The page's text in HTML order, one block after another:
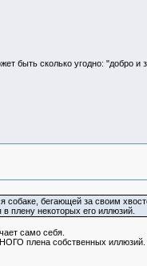
быть сколько угодно: "добро
собаке, бегающей за своим
плену некоторых его иллюзий.
само себя.
плена собственных иллюзий.